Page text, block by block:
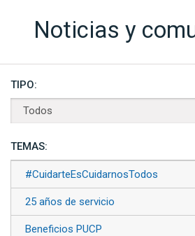
Noticias y
TIPO:
TEMAS:
#CuidarteEsCuidarnosTodos
25 años de servicio
Beneficios PUCP